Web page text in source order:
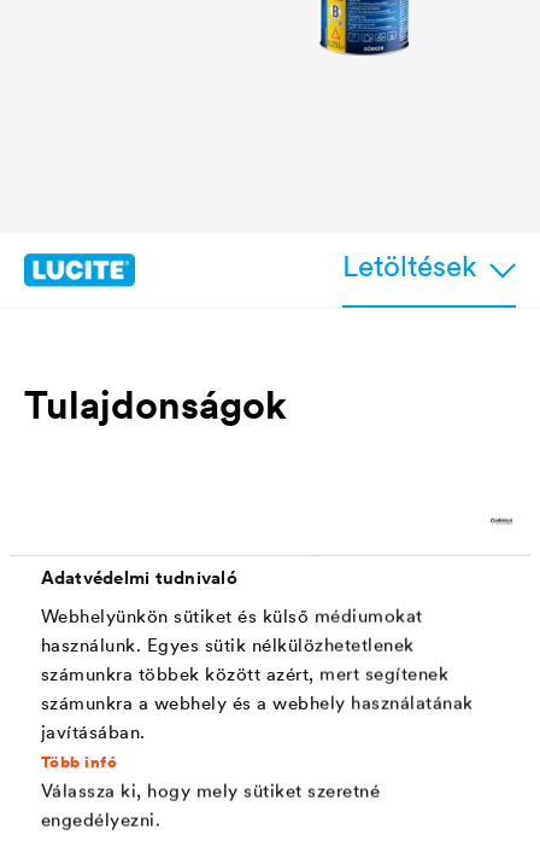
Adatvédelmi tudnivaló
Webhelyünkön sütiket és külső médiumokat
használunk. Egyes sütik nélkülözhetetlenek
számunkra többek között azért, mert segítenek
számunkra a webhely és a webhely használatának
javításában.
Több infó
Válassza ki, hogy mely sütiket szeretné
engedélyezni.
Letöltések
Tulajdonságok
szemben
ellenállóképesség
Alapozás nélkül, közvetlen megtapad kemény
PVC-n ( pl. műanyag ablakokon és ajtókon)
Matt fényű, időjárásálló felület
Kiváló alapfelületi tapadás és fedőképesség